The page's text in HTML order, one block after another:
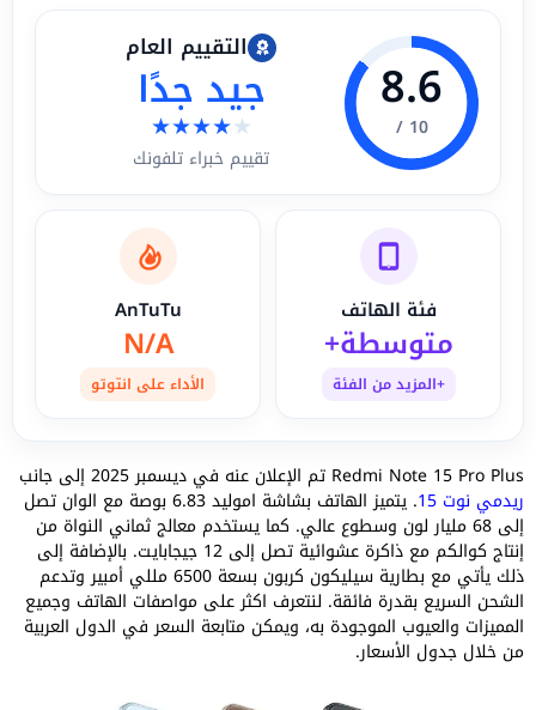
8.6
10 /
التقييم العام
جيد جدًا
★★★★★
تقييم خبراء تلفونك
فئة الهاتف
متوسطة+
+المزيد من الفئة
AnTuTu
N/A
الأداء على انتوتو
Redmi Note 15 Pro Plus تم الإعلان عنه في ديسمبر 2025 إلى جانب
ريدمي نوت 15 . يتميز الهاتف بشاشة اموليد 6.83 بوصة مع الوان تصل
إلى 68 مليار لون وسطوع عالي. كما يستخدم معالج ثماني النواة من
إنتاج كوالكم مع ذاكرة عشوائية تصل إلى 12 جيجابايت. بالإضافة إلى
ذلك يأتي مع بطارية سيليكون كربون بسعة 6500 مللي أمبير وتدعم
الشحن السريع بقدرة فائقة. لنتعرف اكثر على مواصفات الهاتف وجميع
المميزات والعيوب الموجودة به، ويمكن متابعة السعر في الدول العربية
من خلال جدول الأسعار.